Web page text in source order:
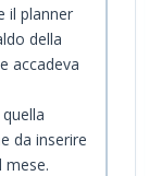
il planner
della
accadeva
da inserire
mese.